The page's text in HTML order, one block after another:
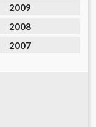
2009
2008
2007